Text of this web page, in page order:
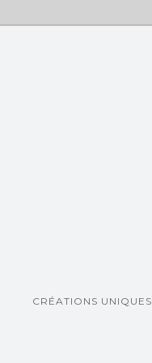
CRÉATIONS UNIQUES